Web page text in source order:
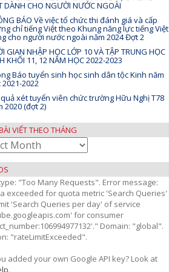
DÀNH CHO NGƯỜI NƯỚC NGOÀI
BÁO Về việc tổ chức thi đánh giá và cấp
chỉ tiếng Việt theo Khung năng lực tiếng Việt
cho người nước ngoài năm 2024 Đợt 2
GIAN NHẬP HỌC LỚP 10 VÀ TẬP TRUNG HỌC
KHỐI 11, 12 NĂM HỌC 2022-2023
Báo tuyển sinh học sinh dân tộc Kinh năm
2022
xét tuyển viên chức trường Hữu Nghị T78
2020 (đợt 2)
VIẾT THEO THÁNG
"Too Many Requests". Error message:
exceeded for quota metric 'Search Queries'
'Search Queries per day' of service
for consumer
Domain: "global".
"rateLimitExceeded".
added your own Google API key? Look at
.